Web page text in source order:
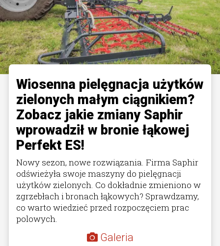
Wiosenna pielęgnacja użytków
zielonych małym ciągnikiem?
Zobacz jakie zmiany Saphir
wprowadził w bronie łąkowej
Perfekt ES!
Nowy sezon, nowe rozwiązania. Firma Saphir
odświeżyła swoje maszyny do pielęgnacji
użytków zielonych. Co dokładnie zmieniono w
zgrzebłach i bronach łąkowych? Sprawdzamy,
co warto wiedzieć przed rozpoczęciem prac
polowych.
Galeria